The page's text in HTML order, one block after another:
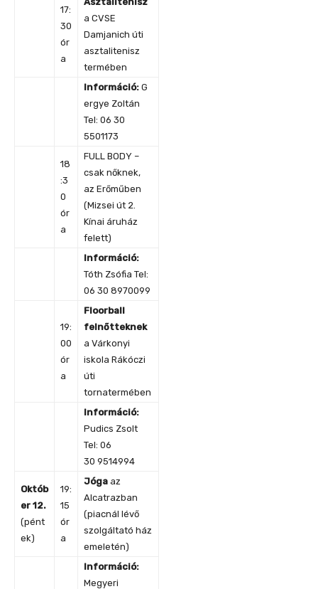
17:
30
ór
a
a CVSE
Damjanich úti
asztalitenisz
termében
Információ: G
ergye Zoltán
Tel: 06 30
5501173
18
:3
0
ór
a
FULL BODY –
csak nőknek,
az Erőműben
(Mizsei út 2.
Kínai áruház
felett)
Információ:
Tóth Zsófia Tel:
06 30 8970099
19:
00
ór
a
Floorball
felnőtteknek
a Várkonyi
iskola Rákóczi
úti
tornatermében
Információ:
Pudics Zsolt
Tel: 06
30 9514994
Októb
er 12.
(pént
ek)
19:
15
ór
a
Jóga az
Alcatrazban
(piacnál lévő
szolgáltató ház
emeletén)
Információ:
Megyeri